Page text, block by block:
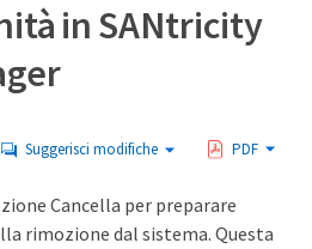
in SANtricity
Suggerisci modifiche PDF
Cancella per preparare
rimozione dal sistema. Questa